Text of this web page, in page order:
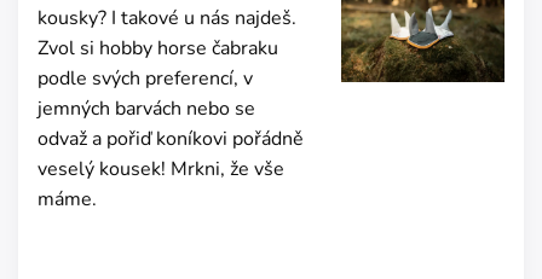
kousky? I takové u nás najdeš.
Zvol si hobby horse čabraku
podle svých preferencí, v
jemných barvách nebo se
odvaž a pořiď koníkovi pořádně
veselý kousek! Mrkni, že vše
máme.